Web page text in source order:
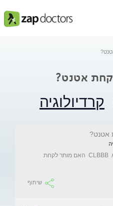
קרדיולוגיה
בבדיקת אקו לב במאמץ נמצא  CLBBB  האם מותר לקחת
שיתוף